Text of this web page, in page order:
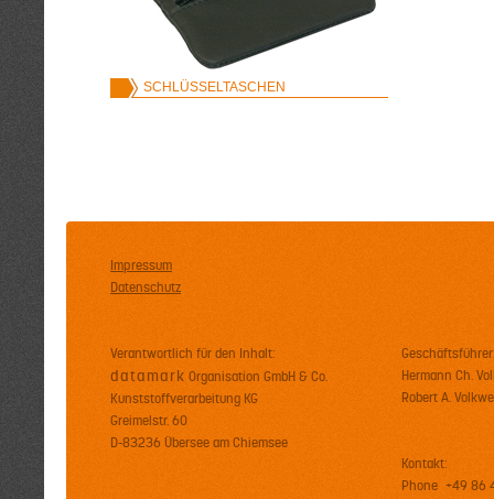
SCHLÜSSELTASCHEN
Impressum
Datenschutz
Verantwortlich für den Inhalt:
datamark Organisation GmbH & Co.
Kunststoffverarbeitung KG
Greimelstr. 60
D-83236 Übersee am Chiemsee
Geschäftsführer:
Hermann Ch.
Robert A.
Kontakt:
Phone +49 86